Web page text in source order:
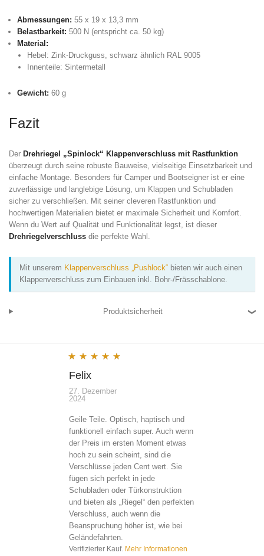
Abmessungen: 55 x 19 x 13,3 mm
Belastbarkeit: 500 N (entspricht ca. 50 kg)
Material:
Hebel: Zink-Druckguss, schwarz ähnlich RAL 9005
Innenteile: Sintermetall
Gewicht: 60 g
Fazit
Der Drehriegel „Spinlock“ Klappenverschluss mit Rastfunktion
überzeugt durch seine robuste Bauweise, vielseitige Einsetzbarkeit und
einfache Montage. Besonders für Camper und Bootseigner ist er eine
zuverlässige und langlebige Lösung, um Klappen und Schubladen
sicher zu verschließen. Mit seiner cleveren Rastfunktion und
hochwertigen Materialien bietet er maximale Sicherheit und Komfort.
Wenn du Wert auf Qualität und Funktionalität legst, ist dieser
Drehriegelverschluss die perfekte Wahl.
Mit unserem Klappenverschluss „Pushlock“ bieten wir auch einen
Klappenverschluss zum Einbauen inkl. Bohr-/Frässchablone.
Produktsicherheit
Bewertet mit
Felix
27. Dezember
2024
Geile Teile. Optisch, haptisch und
funktionell einfach super. Auch wenn
der Preis im ersten Moment etwas
hoch zu sein scheint, sind die
Verschlüsse jeden Cent wert. Sie
fügen sich perfekt in jede
Schubladen oder Türkonstruktion
und bieten als „Riegel“ den perfekten
Verschluss, auch wenn die
Beanspruchung höher ist, wie bei
Geländefahrten.
Verifizierter Kauf. Mehr Informationen